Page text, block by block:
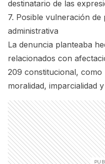
destinatario de las
7. Posible vulneración
administrativa
La denuncia planteaba
relacionados con
209 constitucional, como
moralidad, imparcialidad